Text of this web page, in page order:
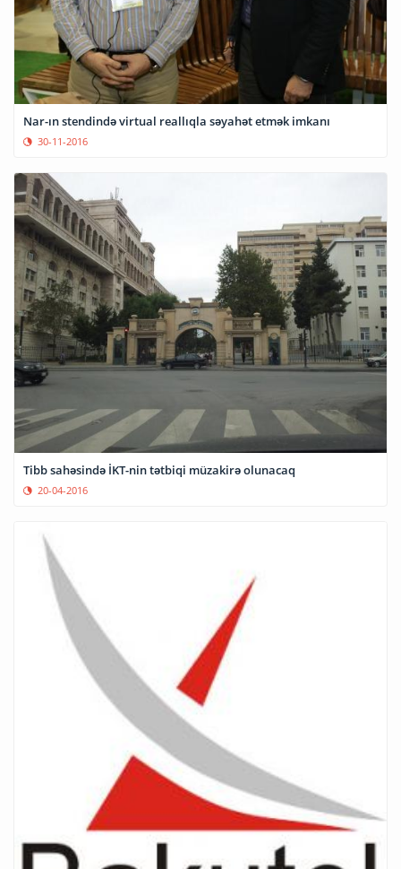
Nar-ın stendində virtual reallıqla səyahət etmək imkanı
30-11-2016
Tibb sahəsində İKT-nin tətbiqi müzakirə olunacaq
20-04-2016